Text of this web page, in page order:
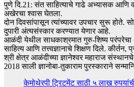
पुणे दि.21: संत साहित्याचे गाढे अभ्यासक आणि
अखेरचा श्वास घेतला.
दोन दिवसांपासून त्यांच्यावर उपचार सुरू होते.
दुपारी अंत्यसंस्कार करण्यात येणार आहे.
आळंदी येथील साधकाश्रमात गुरु-शिष्य परंपरेचा
साहित्य आणि तत्त्वज्ञानाचे शिक्षण दिले.
श्री क्षेत्र आळंदीच्या ज्ञानेश्वर महाराज
2018 साली ज्ञानोबा-तुकाराम पुरस्काराने
केमोथेरपी ट्रिटमेंट साठी ५ लाख